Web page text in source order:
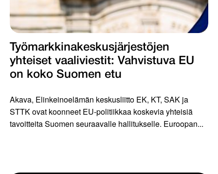
Työmarkkinakeskus­järjestöjen
yhteiset vaaliviestit: Vahvis­tuva EU
on koko Suomen etu
Akava, Elinkeinoelämän keskusliitto EK, KT, SAK ja
STTK ovat koonneet EU-politiikkaa koskevia yhteisiä
tavoitteita Suomen seuraavalle hallitukselle. Euroopan...